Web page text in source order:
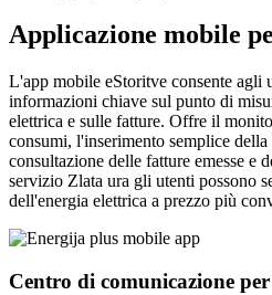
Applicazione mobile
L'app mobile eStoritve consente agli
informazioni chiave sul punto di
elettrica e sulle fatture. Offre il
consumi, l'inserimento semplice
consultazione delle fatture emesse e
servizio Zlata ura gli utenti possono
dell'energia elettrica a prezzo più
Centro di comunicazione